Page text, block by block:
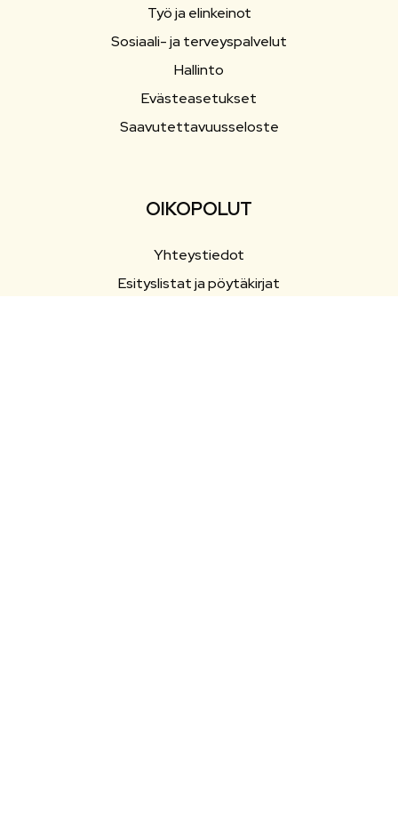
Työ ja elinkeinot
Sosiaali- ja terveyspalvelut
Hallinto
Evästeasetukset
Saavutettavuusseloste
OIKOPOLUT
Yhteystiedot
Esityslistat ja pöytäkirjat